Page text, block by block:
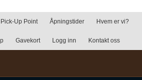
Pick-Up Point Åpningstider Hvem er vi?
Gavekort Logg inn Kontakt oss